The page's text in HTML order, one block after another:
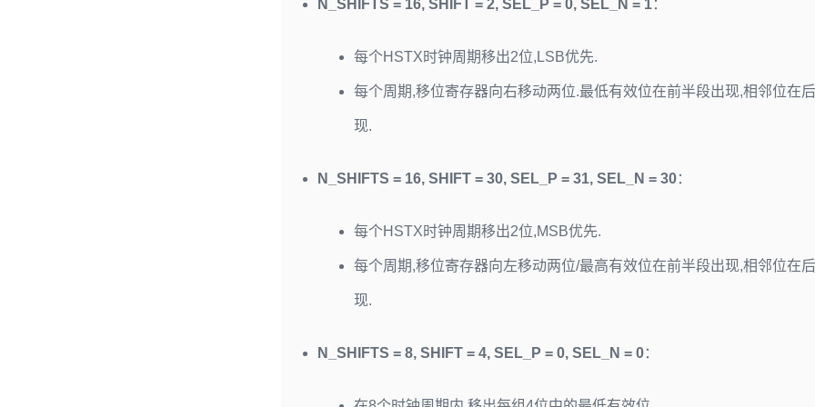
N_SHIFTS = 16, SHIFT = 2, SEL_P = 0, SEL_N = 1：
每个HSTX时钟周期移出2位,LSB优先.
每个周期,移位寄存器向右移动两位.最低有效位在前半段出现,相邻位在
现.
N_SHIFTS = 16, SHIFT = 30, SEL_P = 31, SEL_N = 30：
每个HSTX时钟周期移出2位,MSB优先.
每个周期,移位寄存器向左移动两位/最高有效位在前半段出现,相邻位在
现.
N_SHIFTS = 8, SHIFT = 4, SEL_P = 0, SEL_N = 0：